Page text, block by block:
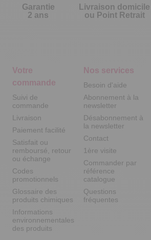
Garantie
2 ans
Livraison domicile
ou Point Retrait
Votre
commande
Suivi de
commande
Livraison
Paiement facilité
Satisfait ou
remboursé, retour
ou échange
Codes
promotionnels
Glossaire des
produits chimiques
Informations
environnementales
des produits
Nos services
Besoin d'aide
Abonnement à la
newsletter
Désabonnement à
la newsletter
Contact
1ère visite
Commander par
référence
catalogue
Questions
fréquentes